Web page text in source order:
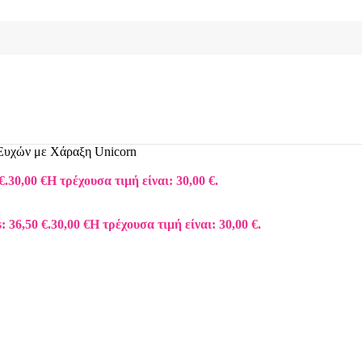
με Χάραξη Unicorn
30,00 €Η τρέχουσα τιμή είναι: 30,00 €.
36,50 €.30,00 €Η τρέχουσα τιμή είναι: 30,00 €.